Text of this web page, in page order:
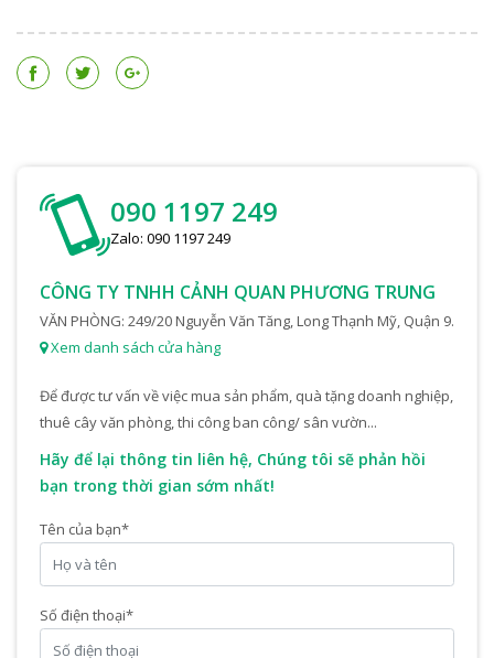
090 1197 249
Zalo: 090 1197 249
CÔNG TY TNHH CẢNH QUAN PHƯƠNG TRUNG
VĂN PHÒNG: 249/20 Nguyễn Văn Tăng, Long Thạnh Mỹ, Quận 9.
Xem danh sách cửa hàng
Để được tư vấn về việc mua sản phẩm, quà tặng doanh nghiệp,
thuê cây văn phòng, thi công ban công/ sân vườn...
Hãy để lại thông tin liên hệ, Chúng tôi sẽ phản hồi
bạn trong thời gian sớm nhất!
Tên của bạn*
Số điện thoại*